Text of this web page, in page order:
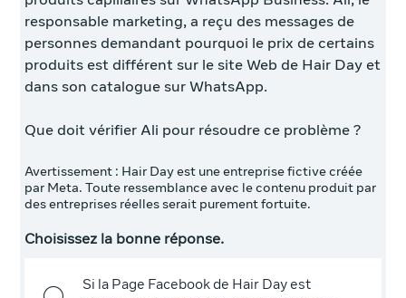
responsable marketing, a reçu des messages de
personnes demandant pourquoi le prix de certains
produits est différent sur le site Web de Hair Day et
dans son catalogue sur WhatsApp.
Que doit vérifier Ali pour résoudre ce problème ?
Avertissement : Hair Day est une entreprise fictive créée
par Meta. Toute ressemblance avec le contenu produit par
des entreprises réelles serait purement fortuite.
Choisissez la bonne réponse.
Si la Page Facebook de Hair Day est